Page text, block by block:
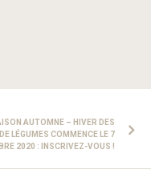
AUTOMNE – HIVER DES
LÉGUMES COMMENCE LE 7
2020 : INSCRIVEZ-VOUS !